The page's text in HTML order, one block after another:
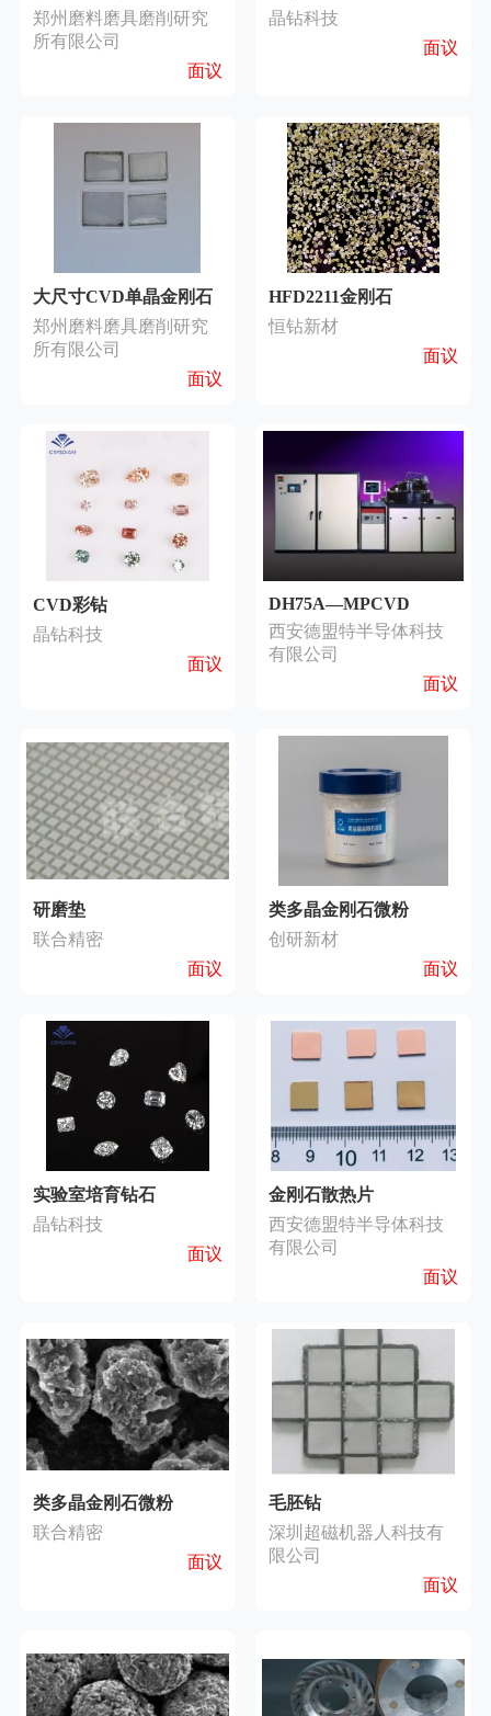
郑州磨料磨具磨削研究
所有限公司
面议
晶钻科技
面议
大尺寸CVD单晶金刚石
郑州磨料磨具磨削研究
所有限公司
面议
HFD2211金刚石
恒钻新材
面议
CVD彩钻
晶钻科技
面议
DH75A—MPCVD
西安德盟特半导体科技
有限公司
面议
研磨垫
联合精密
面议
类多晶金刚石微粉
创研新材
面议
实验室培育钻石
晶钻科技
面议
金刚石散热片
西安德盟特半导体科技
有限公司
面议
类多晶金刚石微粉
联合精密
面议
毛胚钻
深圳超磁机器人科技有
限公司
面议